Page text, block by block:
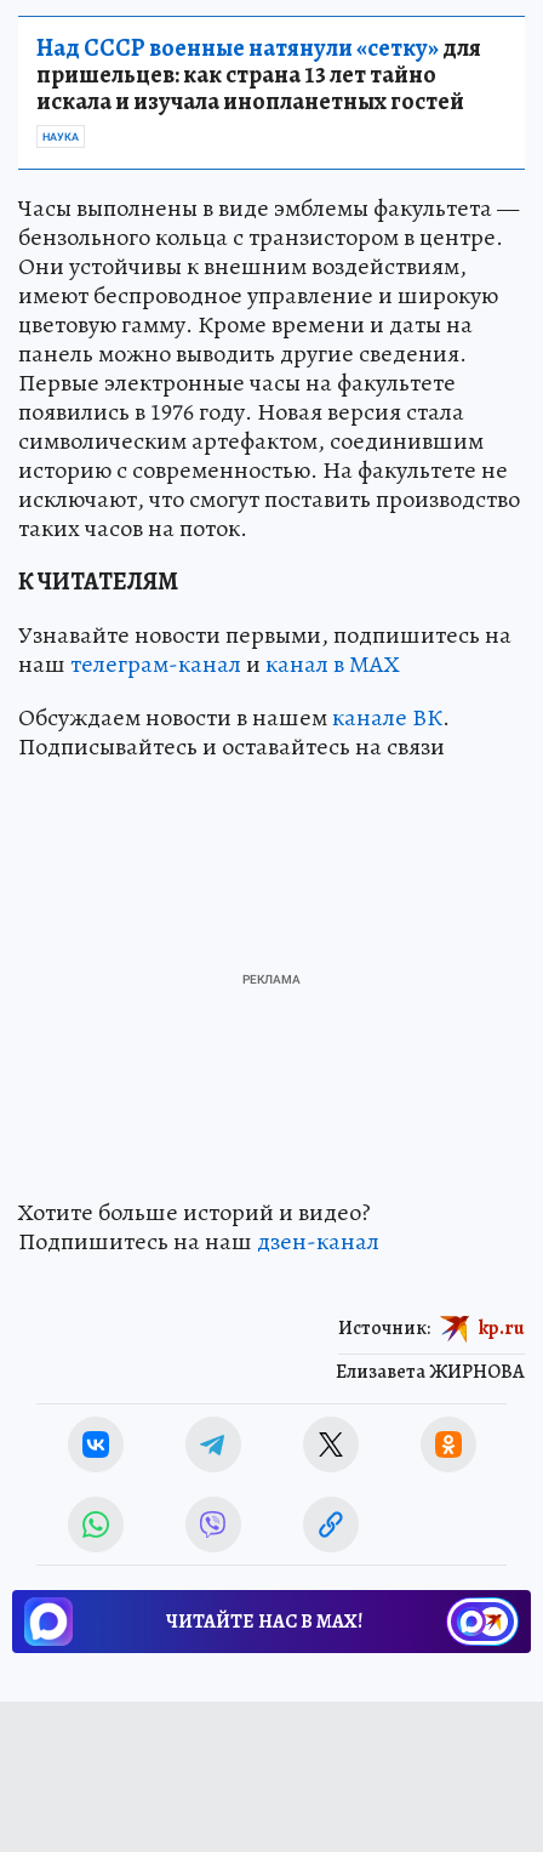
Над СССР военные натянули «сетку»для
пришельцев: как страна 13 лет тайно
искала и изучала инопланетных гостей
НАУКА
Часы выполнены в виде эмблемы факультета —
бензольного кольца с транзистором в центре.
Они устойчивы к внешним воздействиям,
имеют беспроводное управление и широкую
цветовую гамму. Кроме времени и даты на
панель можно выводить другие сведения.
Первые электронные часы на факультете
появились в 1976 году. Новая версия стала
символическим артефактом, соединившим
историю с современностью. На факультете не
исключают, что смогут поставить производство
таких часов на поток.
К ЧИТАТЕЛЯМ
Узнавайте новости первыми, подпишитесь на
наштелеграм-каналиканал в МАХ
Обсуждаем новости в нашемканале ВК.
Подписывайтесь и оставайтесь на связи
Хотите больше историй и видео?
Подпишитесь на наш дзен-канал
Елизавета ЖИРНОВА
Источник: kp.ru
ЧИТАЙТЕ НАС В МАХ!